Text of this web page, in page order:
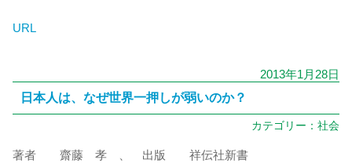
URL
2013年1月28日
日本人は、なぜ世界一押しが弱いのか？
カテゴリー： 社会
著者 齋藤 孝 、 出版 祥伝社新書